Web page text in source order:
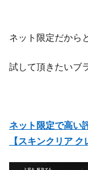
ネット限定だから
試して頂きたいブ
ネット限定で高い
【スキンクリア